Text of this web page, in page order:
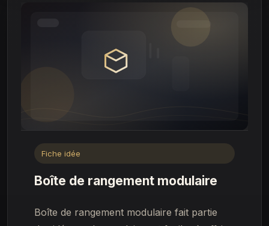
Fiche idée
Boîte de rangement modulaire
Boîte de rangement modulaire fait partie